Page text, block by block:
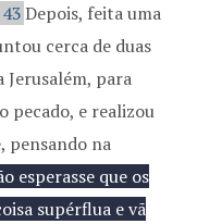
43Depois, feita uma
cerca de duas
Jerusalém, para
pecado, e realizou
pensando na
esperasse que os
supérflua e vã